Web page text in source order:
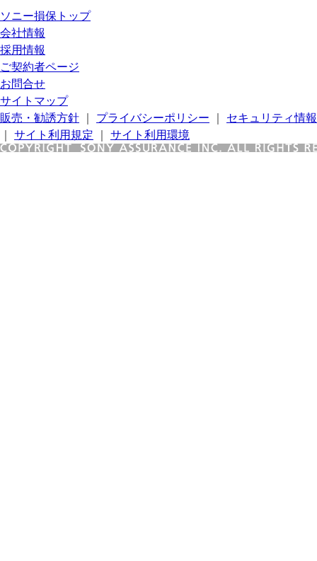
ソニー損保トップ
会社情報
採用情報
ご契約者ページ
お問合せ
サイトマップ
販売・勧誘方針
プライバシーポリシー
セキュリティ情報
サイト利用規定 サイト利用環境